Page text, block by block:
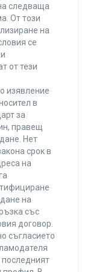
следваща
От този
на
се
от тези
изявление
в
за
правещ
Нет
срок в
на
на
със
договор.
съгласието
последният